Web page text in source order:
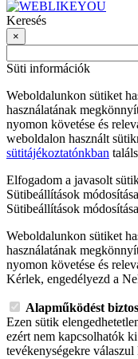
Keresés
×
Süti információk
Weboldalunkon sütiket
használatának
nyomon követése és
weboldalon használt
sütitájékoztatónkban
Elfogadom a javasolt
Sütibeállítások módosítása
Sütibeállítások módosítása
Weboldalunkon sütiket
használatának
nyomon követése és
Kérlek, engedélyezd a
Alapműködést
Ezen sütik
ezért nem kapcsolhatók
tevékenységekre